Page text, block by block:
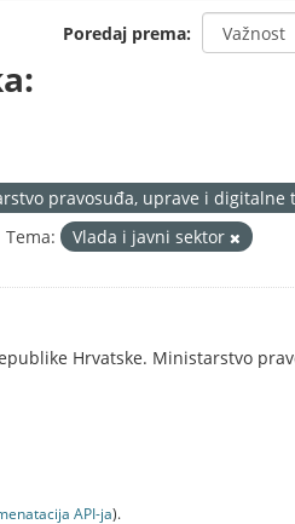
Poredaj prema
pravosuđa, uprave i digitalne
Tema: Vlada i javni sektor
Hrvatske. Ministarstvo
API-jа).